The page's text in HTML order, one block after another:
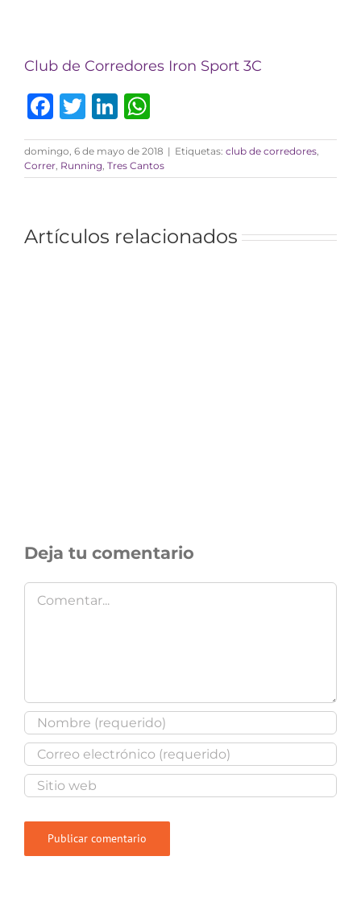
Club de Corredores Iron Sport 3C
Facebook
TwitterLinkedIn
domingo, 6 de mayo de 2018 | Etiquetas: club de corredores,
Correr, Running, Tres Cantos
Artículos relacionados
Deja tu comentario
Comentar